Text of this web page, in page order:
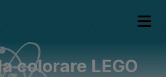
colorare LEGO